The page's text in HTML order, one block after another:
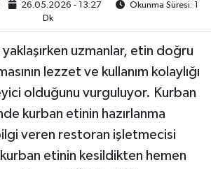
26.05.2026 - 13:27
Okunma Süresi: 1
Dk
yaklaşırken uzmanlar, etin doğru
lezzet ve kullanım kolaylığı
olduğunu vurguluyor. Kurban
kurban etinin hazırlanma
veren restoran işletmecisi
etinin kesildikten hemen